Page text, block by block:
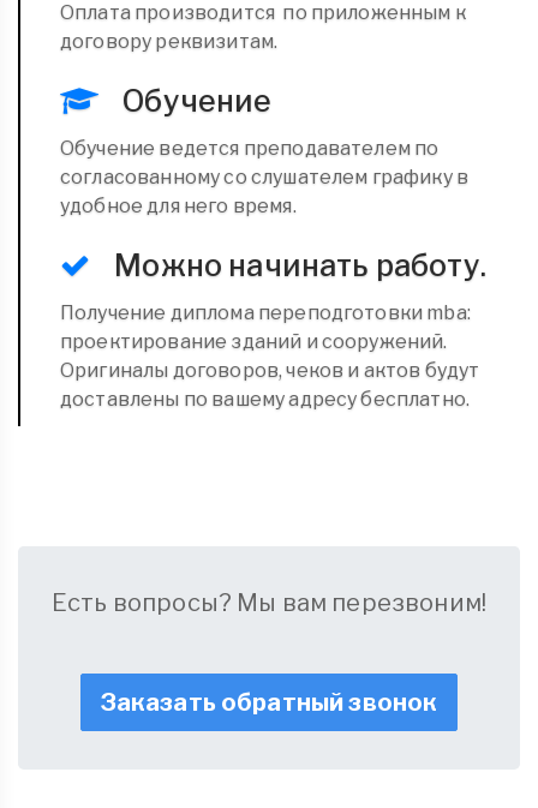
Оплата производится по приложенным к
договору реквизитам.
Обучение
Обучение ведется преподавателем по
согласованному со слушателем графику в
удобное для него время.
Можно начинать работу.
Получение диплома переподготовки mba:
проектирование зданий и сооружений.
Оригиналы договоров, чеков и актов будут
доставлены по вашему адресу бесплатно.
Есть вопросы? Мы вам перезвоним!
Заказать обратный звонок